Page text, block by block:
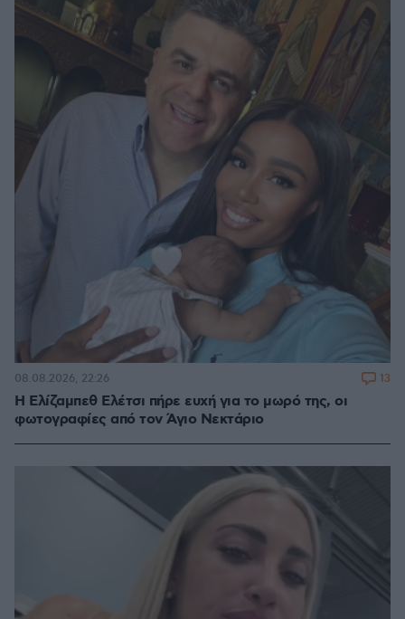
Η Ελίζαμπεθ Ελέτσι πήρε ευχή για το μωρό της, οι
φωτογραφίες από τον Άγιο Νεκτάριο
08.08.2026, 22:26 13